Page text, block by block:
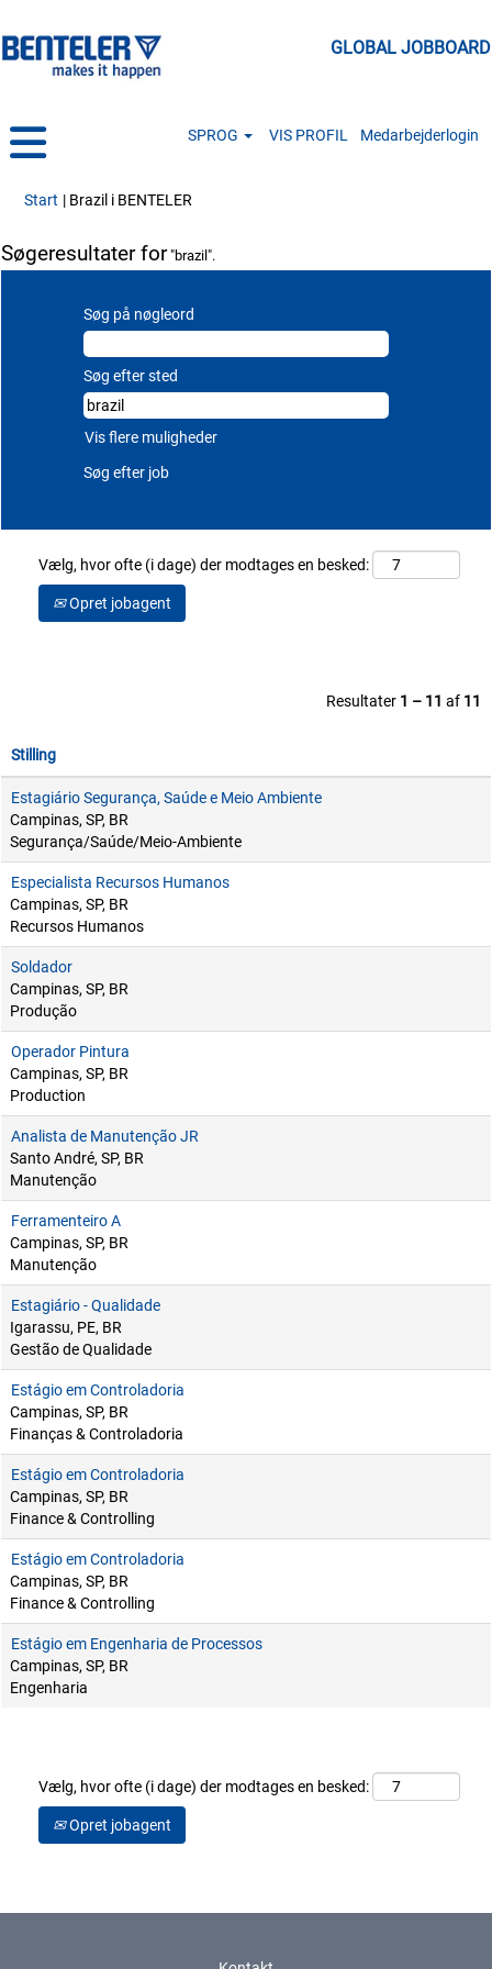
GLOBAL JOBBOARD
SPROG VIS PROFIL Medarbejderlogin
Start | Brazil i BENTELER
Søgeresultater for"brazil".
Søg på nøgleord
Søg efter sted
Vis flere muligheder
Vælg, hvor ofte (i dage) der modtages en besked:
Opret jobagent
Resultater 1 – 11 af 11
Stilling
Estagiário Segurança, Saúde e Meio Ambiente
Campinas, SP, BR
Segurança/Saúde/Meio-Ambiente
Especialista Recursos Humanos
Campinas, SP, BR
Recursos Humanos
Soldador
Campinas, SP, BR
Produção
Operador Pintura
Campinas, SP, BR
Production
Analista de Manutenção JR
Santo André, SP, BR
Manutenção
Ferramenteiro A
Campinas, SP, BR
Manutenção
Estagiário - Qualidade
Igarassu, PE, BR
Gestão de Qualidade
Estágio em Controladoria
Campinas, SP, BR
Finanças & Controladoria
Estágio em Controladoria
Campinas, SP, BR
Finance & Controlling
Estágio em Controladoria
Campinas, SP, BR
Finance & Controlling
Estágio em Engenharia de Processos
Campinas, SP, BR
Engenharia
Vælg, hvor ofte (i dage) der modtages en besked:
Opret jobagent